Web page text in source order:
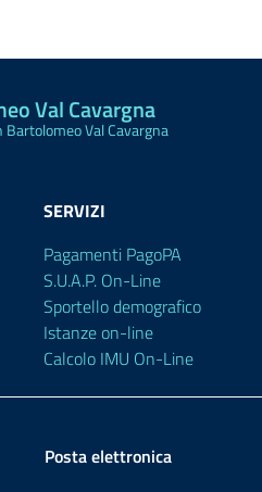
Val Cavargna
Val Cavargna
SERVIZI
Pagamenti PagoPA
S.U.A.P. On-Line
Sportello demografico
Istanze on-line
Calcolo IMU On-Line
Posta elettronica